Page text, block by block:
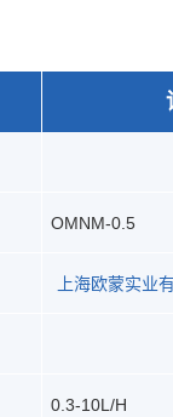
OMNM-0.5
上海欧蒙实业
0.3-10L/H